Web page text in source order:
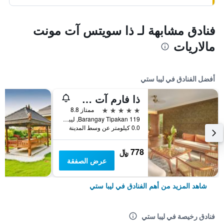
فنادق مشابهة لـ ذا سويتس آت مونت
مالاريات
أفضل الفنادق في ليبا ستي
ذا فارم آت سان بينيتو، أوتوجراف كوليكشن
5 نجوم
ممتاز 8.8
119 Barangay Tipakan, ليبا ستي, الفلبين
0.0 كيلومتر عن وسط المدينة
778 ﷼
عرض الصفقة
شاهد المزيد من أهم الفنادق في ليبا ستي
فنادق رخيصة في ليبا ستي